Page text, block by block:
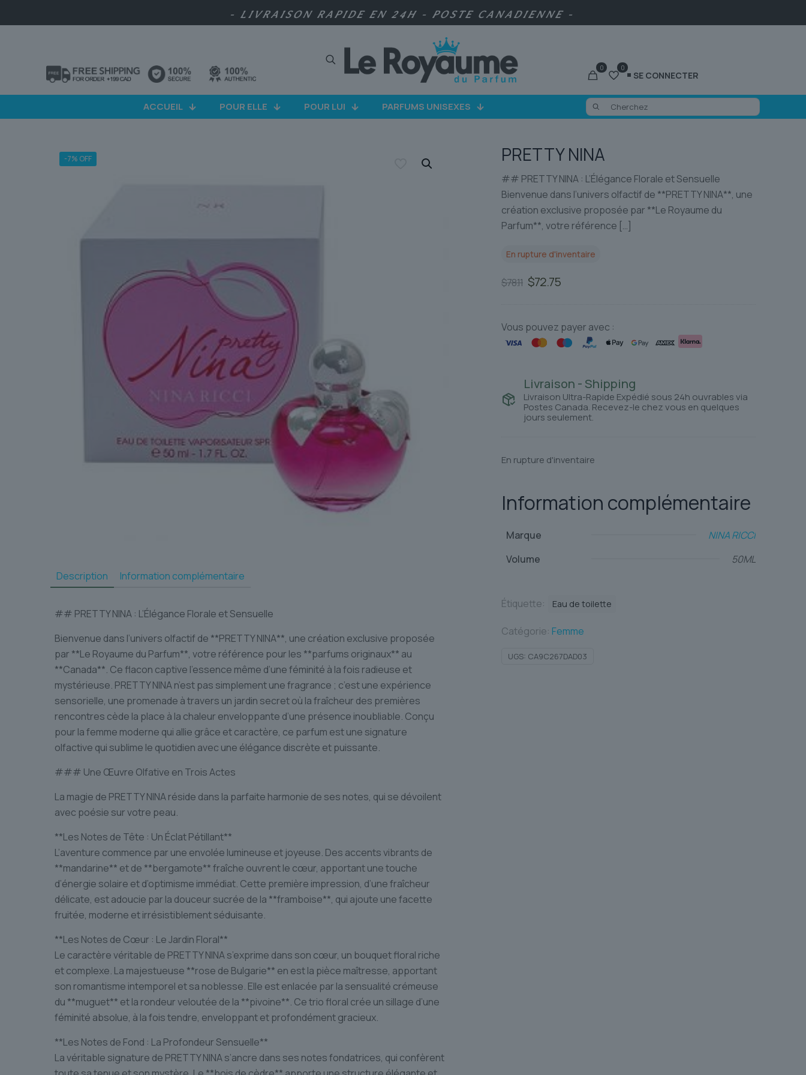
- LIVRAISON RAPIDE EN 24H - POSTE CANADIENNE -
0 0
SE CONNECTER
ACCUEIL POUR ELLE POUR LUI PARFUMS UNISEXES
-7% OFF
Description Information complémentaire
## PRETTY NINA : L’Élégance Florale et Sensuelle
Bienvenue dans l’univers olfactif de **PRETTY NINA**, une création exclusive proposée
par **Le Royaume du Parfum**, votre référence pour les **parfums originaux** au
**Canada**. Ce flacon captive l’essence même d’une féminité à la fois radieuse et
mystérieuse. PRETTY NINA n’est pas simplement une fragrance ; c’est une expérience
sensorielle, une promenade à travers un jardin secret où la fraîcheur des premières
rencontres cède la place à la chaleur enveloppante d’une présence inoubliable. Conçu
pour la femme moderne qui allie grâce et caractère, ce parfum est une signature
olfactive qui sublime le quotidien avec une élégance discrète et puissante.
### Une Œuvre Olfative en Trois Actes
La magie de PRETTY NINA réside dans la parfaite harmonie de ses notes, qui se dévoilent
avec poésie sur votre peau.
**Les Notes de Tête : Un Éclat Pétillant**
L’aventure commence par une envolée lumineuse et joyeuse. Des accents vibrants de
**mandarine** et de **bergamote** fraîche ouvrent le cœur, apportant une touche
d’énergie solaire et d’optimisme immédiat. Cette première impression, d’une fraîcheur
délicate, est adoucie par la douceur sucrée de la **framboise**, qui ajoute une facette
fruitée, moderne et irrésistiblement séduisante.
**Les Notes de Cœur : Le Jardin Floral**
Le caractère véritable de PRETTY NINA s’exprime dans son cœur, un bouquet floral riche
et complexe. La majestueuse **rose de Bulgarie** en est la pièce maîtresse, apportant
son romantisme intemporel et sa noblesse. Elle est enlacée par la sensualité crémeuse
du **muguet** et la rondeur veloutée de la **pivoine**. Ce trio floral crée un sillage d’une
féminité absolue, à la fois tendre, enveloppant et profondément gracieux.
**Les Notes de Fond : La Profondeur Sensuelle**
La véritable signature de PRETTY NINA s’ancre dans ses notes fondatrices, qui confèrent
PRETTY NINA
## PRETTY NINA : L’Élégance Florale et Sensuelle
Bienvenue dans l’univers olfactif de **PRETTY NINA**, une
création exclusive proposée par **Le Royaume du
Parfum**, votre référence […]
En rupture d'inventaire
$78.11 Le
était :
$78.11.
$72.75Le
est :
$72.75.
Vous pouvez payer avec :
Livraison - Shipping
Livraison Ultra-Rapide Expédié sous 24h ouvrables via
Postes Canada. Recevez-le chez vous en quelques
jours seulement.
En rupture d'inventaire
Information complémentaire
Marque
NINA RICCI
Volume
50ML
Étiquette: Eau de toilette
Catégorie: Femme
UGS: CA9C267DAD03